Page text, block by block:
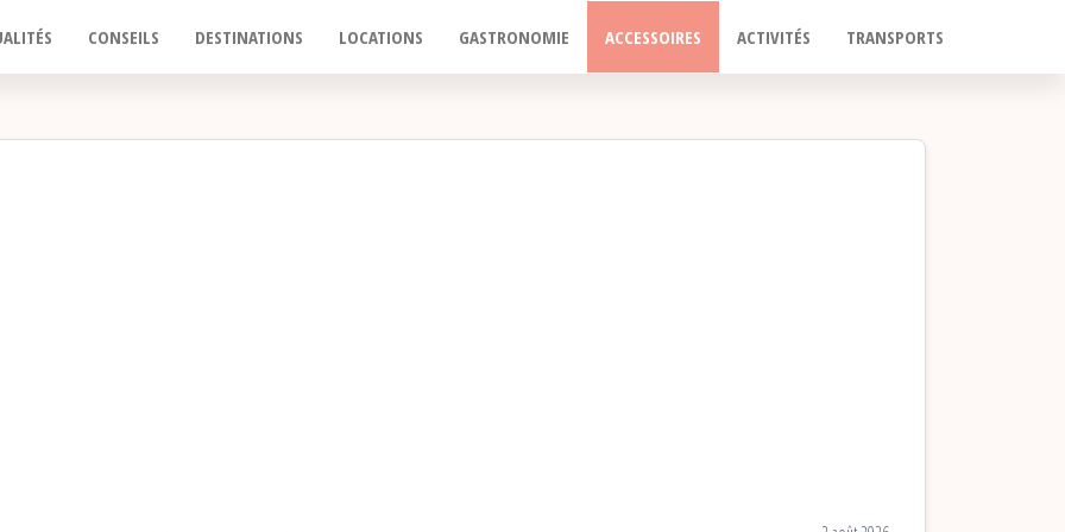
CONSEILS DESTINATIONS LOCATIONS GASTRONOMIE ACCESSOIRES ACTIVITÉS TRANSPORTS